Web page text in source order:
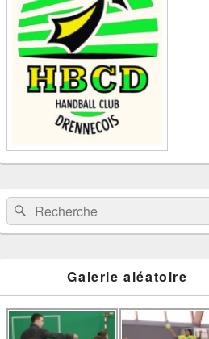
barre
latérale
Recherche :Rechercher
Galerie aléatoire